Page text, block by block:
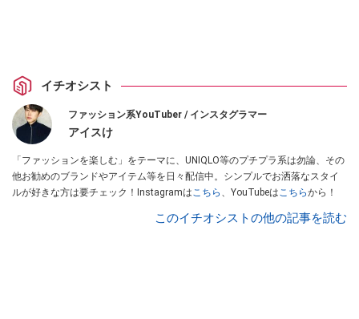
イチオシスト
ファッション系YouTuber / インスタグラマー
アイスけ
「ファッションを楽しむ」をテーマに、UNIQLO等のプチプラ系は勿論、その
他お勧めのブランドやアイテム等を日々配信中。シンプルでお洒落なスタイ
ルが好きな方は要チェック！Instagramはこちら 、YouTubeはこちらから！
このイチオシストの他の記事を読む